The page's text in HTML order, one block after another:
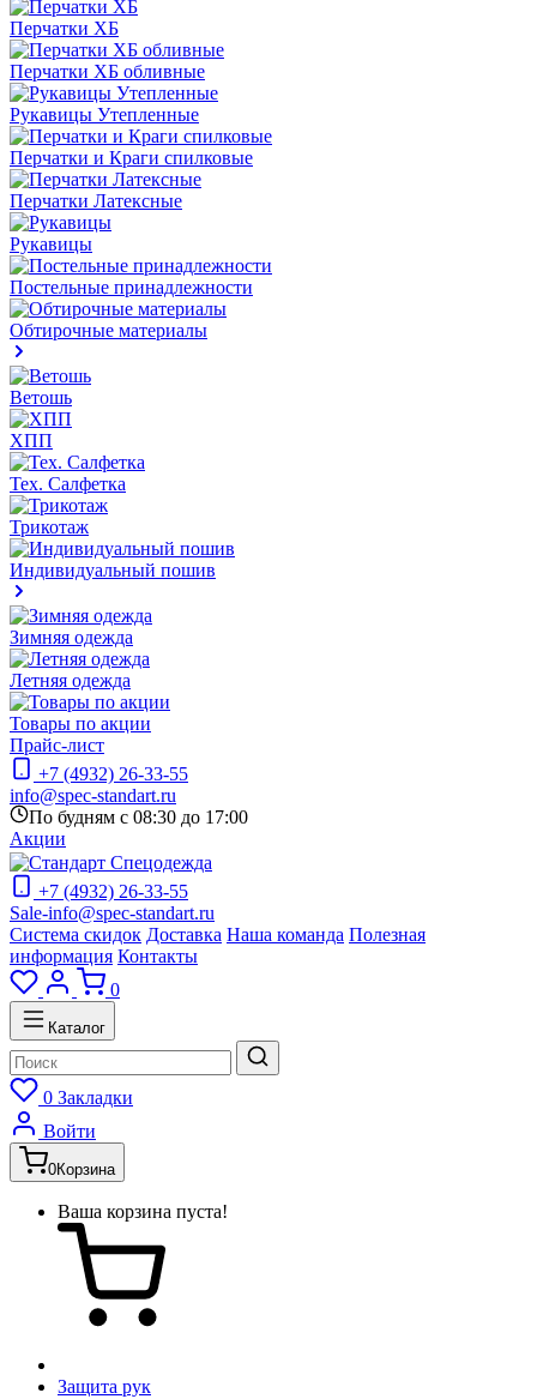
Перчатки ХБ
Перчатки ХБ обливные
Рукавицы Утепленные
Перчатки и Краги спилковые
Перчатки Латексные
Рукавицы
Постельные принадлежности
Обтирочные материалы
Ветошь
ХПП
Тех. Салфетка
Трикотаж
Индивидуальный пошив
Зимняя одежда
Летняя одежда
Товары по акции
Прайс-лист
+7 (4932) 26-33-55
info@spec-standart.ru
По будням с 08:30 до 17:00
Акции
+7 (4932) 26-33-55
Sale-info@spec-standart.ru
Система скидок Доставка Наша команда Полезная
информация Контакты
0
Каталог
0 Закладки
Войти
0Корзина
Ваша корзина пуста!
Защита рук